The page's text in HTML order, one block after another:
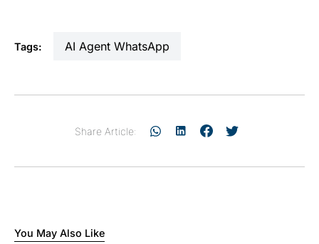
Tags: AI Agent WhatsApp
Share Article:
You May Also Like